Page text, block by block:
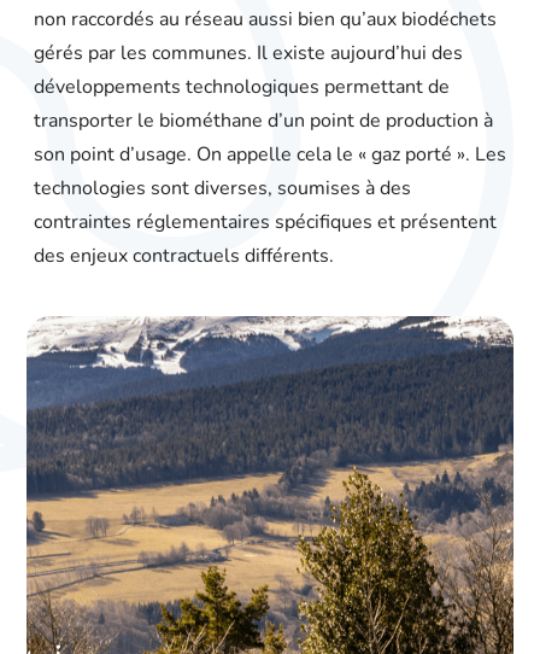
non raccordés au réseau aussi bien qu’aux biodéchets
gérés par les communes. Il existe aujourd’hui des
développements technologiques permettant de
transporter le biométhane d’un point de production à
son point d’usage. On appelle cela le « gaz porté ». Les
technologies sont diverses, soumises à des
contraintes réglementaires spécifiques et présentent
des enjeux contractuels différents.